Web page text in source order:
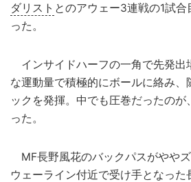
ダリスト とのアウェー3連戦の1試
った。
インサイドハーフの一角で先発出
な運動量で積極的にボールに絡み、
ックを発揮。中でも圧巻だったの
った。
MF長野風花のバックパスがやや
ウェーライン付近で受け手となった